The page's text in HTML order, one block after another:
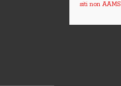
siti non AAMS